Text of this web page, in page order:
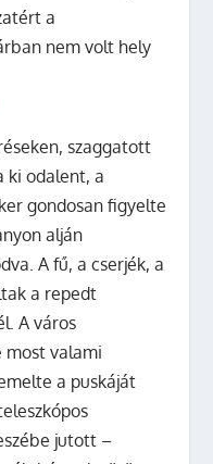
a
nem volt hely
szaggatott
ki odalent, a
gondosan figyelte
alján
A fű, a cserjék, a
a repedt
A város
most valami
a puskáját
jutott –